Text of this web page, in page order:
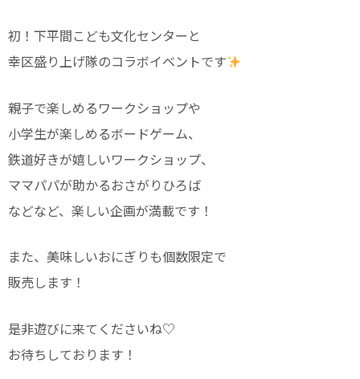
初！下平間こども文化センターと
幸区盛り上げ隊のコラボイベントです
親子で楽しめるワークショップや
小学生が楽しめるボードゲーム、
鉄道好きが嬉しいワークショップ、
ママパパが助かるおさがりひろば
などなど、楽しい企画が満載です！
また、美味しいおにぎりも個数限定で
販売します！
是非遊びに来てくださいね♡
お待ちしております！